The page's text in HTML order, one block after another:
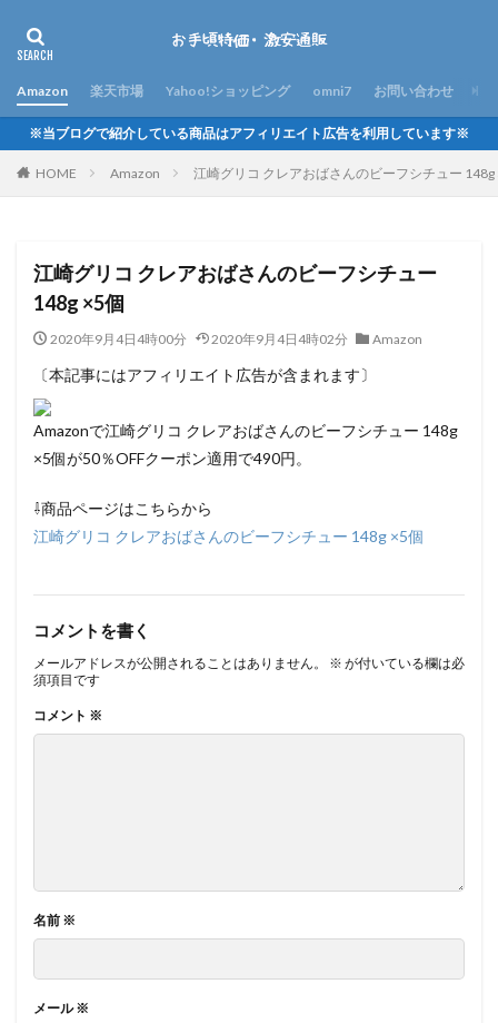
Amazon 楽天市場 Yahoo!ショッピング omni7 お問い合わせ
※当ブログで紹介している商品はアフィリエイト広告を利用しています※
HOME Amazon 江崎グリコ クレアおばさんのビーフシチュー 148g
江崎グリコ クレアおばさんのビーフシチュー
148g ×5個
2020年9月4日4時00分 2020年9月4日4時02分 Amazon
〔本記事にはアフィリエイト広告が含まれます〕
Amazonで江崎グリコ クレアおばさんのビーフシチュー 148g
×5個が50％OFFクーポン適用で490円。
⇩商品ページはこちらから
江崎グリコ クレアおばさんのビーフシチュー 148g ×5個
コメントを書く
メールアドレスが公開されることはありません。 ※ が付いている欄は必
須項目です
コメント ※
名前 ※
メール※